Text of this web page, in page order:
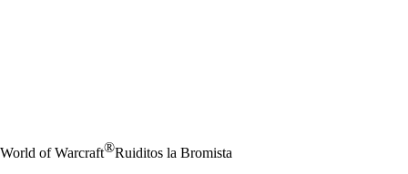
World of Warcraft®Ruiditos la Bromista